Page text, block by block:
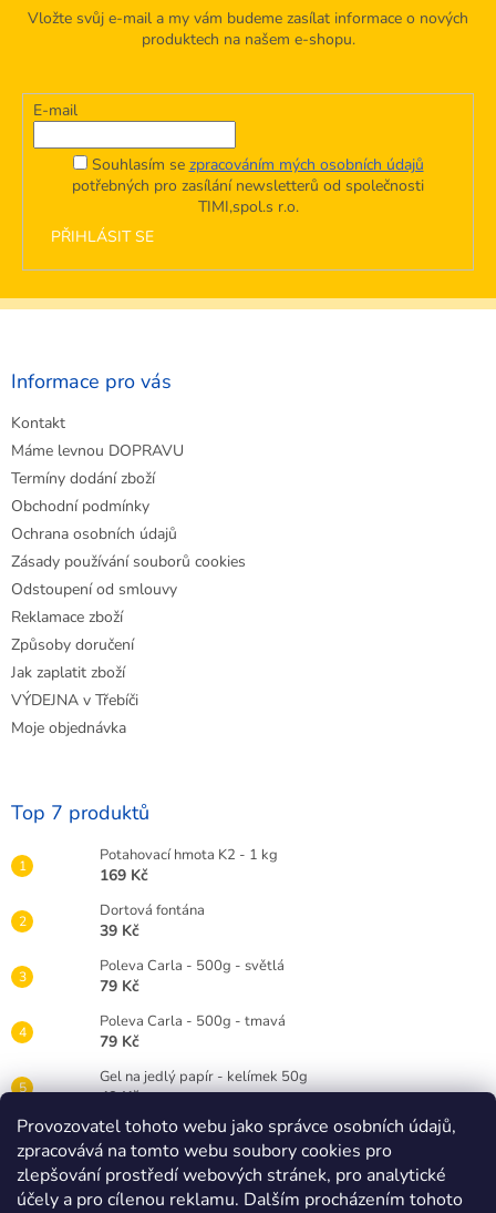
Provozovatel tohoto webu jako správce osobních údajů,
zpracovává na tomto webu soubory cookies pro
zlepšování prostředí webových stránek, pro analytické
účely a pro cílenou reklamu. Dalším procházením tohoto
Vložte svůj e-mail a my vám budeme zasílat informace o nových
produktech na našem e-shopu.
E-mail
Souhlasím se zpracováním mých osobních údajů
potřebných pro zasílání newsletterů od společnosti
TIMI,spol.s r.o.
PŘIHLÁSIT SE
Z
Informace pro vás
Kontakt
Máme levnou DOPRAVU
Termíny dodání zboží
Obchodní podmínky
Ochrana osobních údajů
Zásady používání souborů cookies
Odstoupení od smlouvy
Reklamace zboží
Způsoby doručení
Jak zaplatit zboží
VÝDEJNA v Třebíči
Moje objednávka
Top 7 produktů
Potahovací hmota K2 - 1 kg
169 Kč
Dortová fontána
39 Kč
Poleva Carla - 500g - světlá
79 Kč
Poleva Carla - 500g - tmavá
79 Kč
Gel na jedlý papír - kelímek 50g
49 Kč
Gelová barva Wilton 28g - červená RED
89 Kč
Dortová svíčka číslice bílá - 3
25 Kč